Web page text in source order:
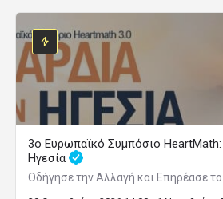
3ο Ευρωπαϊκό Συμπόσιο
Ηγεσία
Οδήγησε την Αλλαγή και Επηρέασε